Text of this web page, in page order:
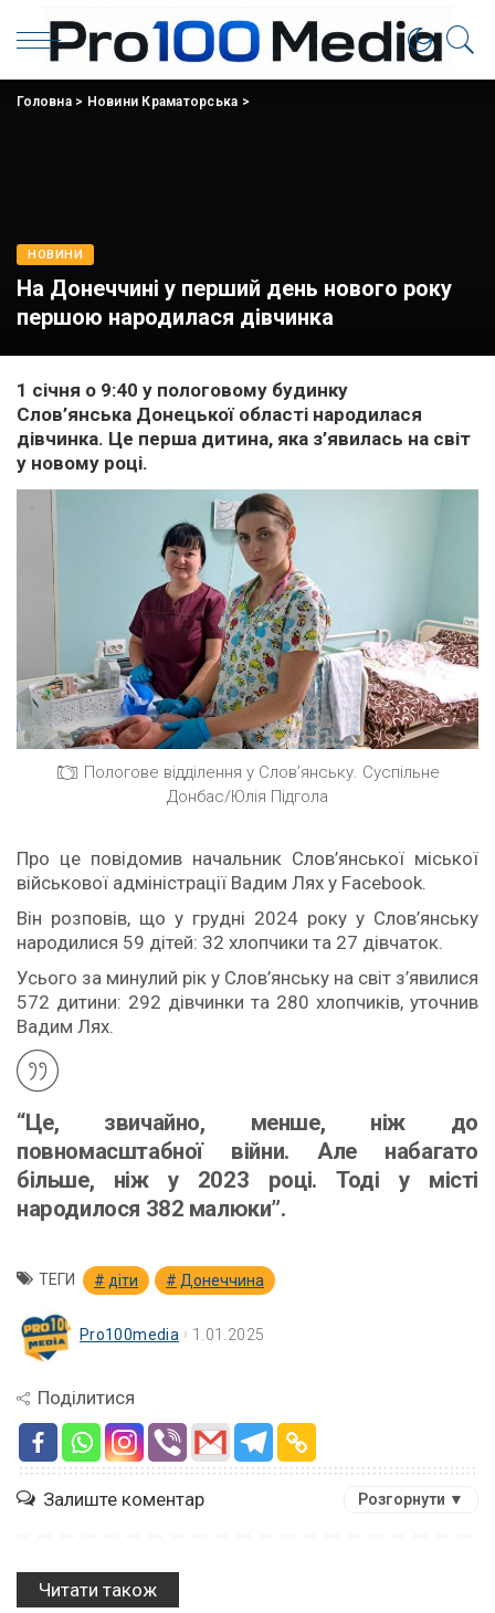
Головна> Новини Краматорська >
НОВИНИ
На Донеччині у перший день нового року
першою народилася дівчинка
1 січня о 9:40 у пологовому будинку
Слов’янська Донецької області народилася
дівчинка. Це перша дитина, яка з’явилась на світ
у новому році.
Пологове відділення у Слов’янську. Суспільне
Донбас/Юлія Підгола
Про це повідомив начальник Слов’янської міської
військової адміністрації Вадим Лях у Facebook.
Він розповів, що у грудні 2024 року у Слов’янську
народилися 59 дітей: 32 хлопчики та 27 дівчаток.
Усього за минулий рік у Слов’янську на світ з’явилися
572 дитини: 292 дівчинки та 280 хлопчиків, уточнив
Вадим Лях.
“Це, звичайно, менше, ніж до
повномасштабної війни. Але набагато
більше, ніж у 2023 році. Тоді у місті
народилося 382 малюки”.
ТЕГИ діти Донеччина
Pro100media 1.01.2025
Поділитися
Залиште коментар Розгорнути ▼
Читати також